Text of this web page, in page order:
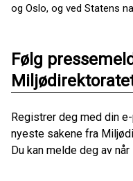
og Oslo, og ved Statens
Følg
Registrer deg med din
nyeste sakene fra
Du kan melde deg av